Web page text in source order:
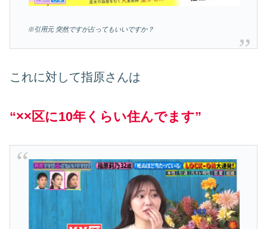
※引用元 突然ですが占ってもいいですか？
これに対して指原さんは
“××区に10年くらい住んでます”